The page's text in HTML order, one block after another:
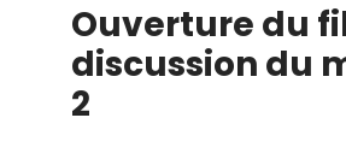
Ouverture du
discussion du
2